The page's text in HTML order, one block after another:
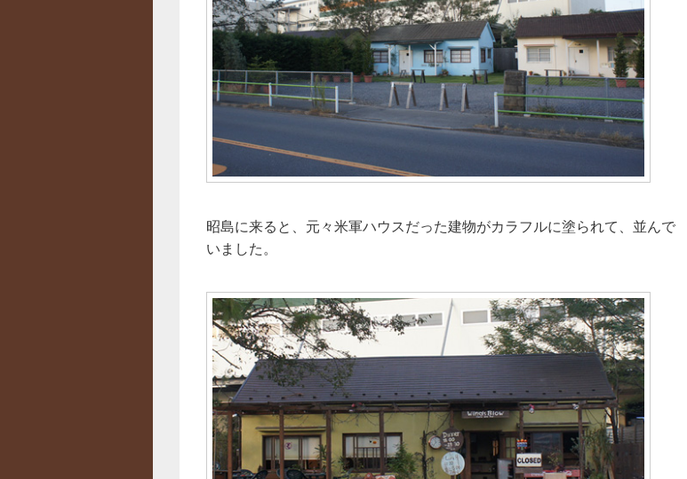
昭島に来ると、元々米軍ハウスだった建物がカラフルに塗られて、並んで
いました。